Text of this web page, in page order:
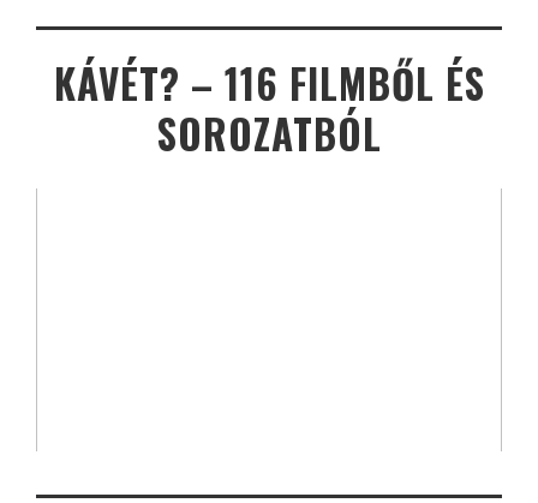
KÁVÉT? – 116 FILMBŐL ÉS
SOROZATBÓL